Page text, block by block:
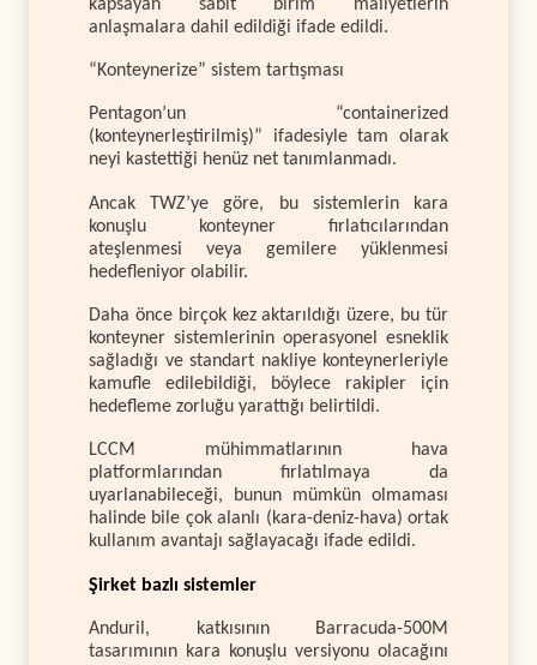
kapsayan sabit birim maliyetlerin
anlaşmalara dahil edildiği ifade edildi.
“Konteynerize” sistem tartışması
Pentagon’un “containerized
(konteynerleştirilmiş)” ifadesiyle tam olarak
neyi kastettiği henüz net tanımlanmadı.
Ancak TWZ’ye göre, bu sistemlerin kara
konuşlu konteyner fırlatıcılarından
ateşlenmesi veya gemilere yüklenmesi
hedefleniyor olabilir.
Daha önce birçok kez aktarıldığı üzere, bu tür
konteyner sistemlerinin operasyonel esneklik
sağladığı ve standart nakliye konteynerleriyle
kamufle edilebildiği, böylece rakipler için
hedefleme zorluğu yarattığı belirtildi.
LCCM mühimmatlarının hava
platformlarından fırlatılmaya da
uyarlanabileceği, bunun mümkün olmaması
halinde bile çok alanlı (kara-deniz-hava) ortak
kullanım avantajı sağlayacağı ifade edildi.
Şirket bazlı sistemler
Anduril, katkısının Barracuda-500M
tasarımının kara konuşlu versiyonu olacağını